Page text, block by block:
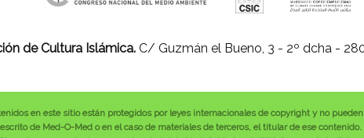
de Cultura Islámica.C/ Guzmán el Bueno, 3 - 2º dcha -
en este sitio están protegidos por leyes internacionales de copyright y no
de Med-O-Med o en el caso de materiales de terceros, el titular de ese